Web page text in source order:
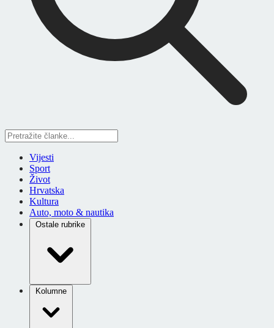
Vijesti
Sport
Život
Hrvatska
Kultura
Auto, moto & nautika
Ostale rubrike
Kolumne